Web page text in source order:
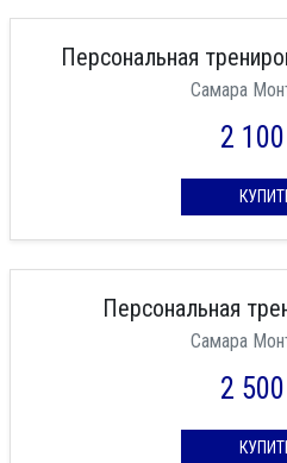
Персональная
Самара
2 100
Персональная
Самара
2 500